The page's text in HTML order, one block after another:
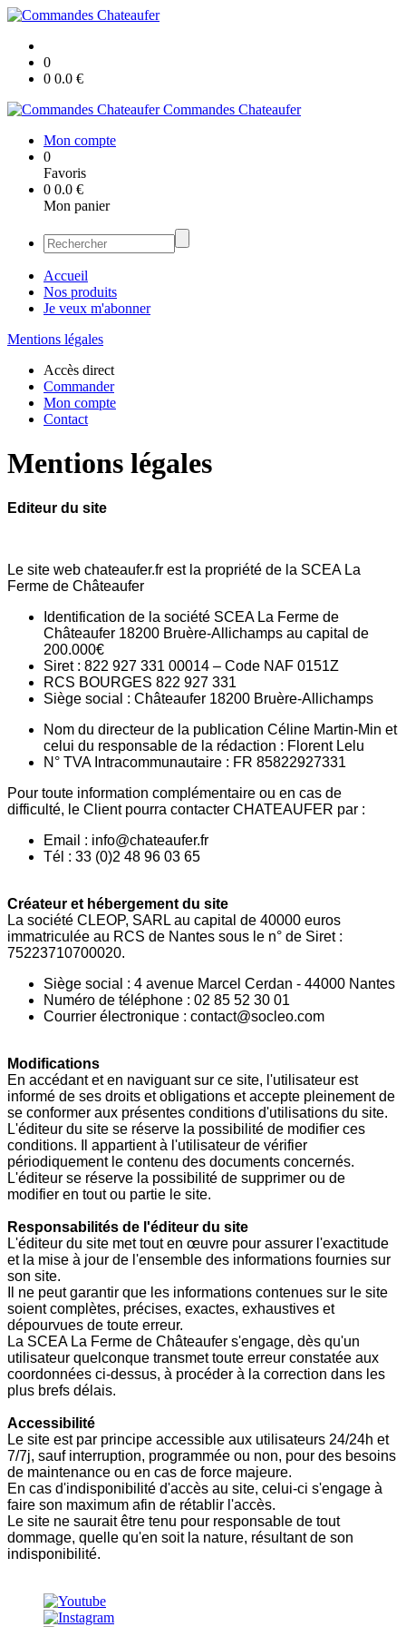
0
0 0.0 €
Commandes Chateaufer
Mon compte
0
Favoris
0 0.0 €
Mon panier
Accueil
Nos produits
Je veux m'abonner
Mentions légales
Accès direct
Commander
Mon compte
Contact
Mentions légales
Editeur du site
Le site web chateaufer.fr est la propriété de la SCEA La
Ferme de Châteaufer
Identification de la société SCEA La Ferme de
Châteaufer 18200 Bruère-Allichamps au capital de
200.000€
Siret : 822 927 331 00014 – Code NAF 0151Z
RCS BOURGES 822 927 331
Siège social : Châteaufer 18200 Bruère-Allichamps
Nom du directeur de la publication Céline Martin-Min et
celui du responsable de la rédaction : Florent Lelu
N° TVA Intracommunautaire : FR 85822927331
Pour toute information complémentaire ou en cas de
difficulté, le Client pourra contacter CHATEAUFER par :
Email : info@chateaufer.fr
Tél : 33 (0)2 48 96 03 65
Créateur et hébergement du site
La société CLEOP, SARL au capital de 40000 euros
immatriculée au RCS de Nantes sous le n° de Siret :
75223710700020.
Siège social : 4 avenue Marcel Cerdan - 44000 Nantes
Numéro de téléphone : 02 85 52 30 01
Courrier électronique : contact@socleo.com
Modifications
En accédant et en naviguant sur ce site, l'utilisateur est
informé de ses droits et obligations et accepte pleinement de
se conformer aux présentes conditions d'utilisations du site.
L'éditeur du site se réserve la possibilité de modifier ces
conditions. Il appartient à l'utilisateur de vérifier
périodiquement le contenu des documents concernés.
L'éditeur se réserve la possibilité de supprimer ou de
modifier en tout ou partie le site.
Responsabilités de l'éditeur du site
L'éditeur du site met tout en œuvre pour assurer l'exactitude
et la mise à jour de l'ensemble des informations fournies sur
son site.
Il ne peut garantir que les informations contenues sur le site
soient complètes, précises, exactes, exhaustives et
dépourvues de toute erreur.
La SCEA La Ferme de Châteaufer s'engage, dès qu'un
utilisateur quelconque transmet toute erreur constatée aux
coordonnées ci-dessus, à procéder à la correction dans les
plus brefs délais.
Accessibilité
Le site est par principe accessible aux utilisateurs 24/24h et
7/7j, sauf interruption, programmée ou non, pour des besoins
de maintenance ou en cas de force majeure.
En cas d'indisponibilité d'accès au site, celui-ci s'engage à
faire son maximum afin de rétablir l'accès.
Le site ne saurait être tenu pour responsable de tout
dommage, quelle qu'en soit la nature, résultant de son
indisponibilité.